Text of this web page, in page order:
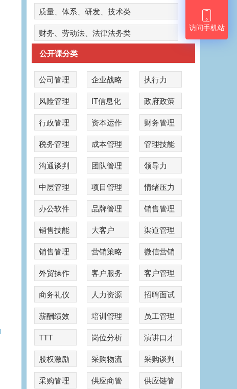
质量、体系、研发、技术类
财务、劳动法、法律法务类
公开课分类
公司管理 企业战略
执行力
风险管理
IT信息化
公
政府政策
行政管理
资本运作
财务管理
税务管理
成本管理
管理技能
沟通谈判
团队管理
领导力
中层管理
项目管理
情绪压力
办公软件
品牌管理
销售管理
销售技能
大客户
渠道管理
销售管理
营销策略
微信营销
外贸操作
客户服务
客户管理
商务礼仪
人力资源
招聘面试
薪酬绩效
培训管理
员工管理
TTT
岗位分析
演讲口才
股权激励
采购物流
采购谈判
采购管理
供应商管
供应链管

访问手机站